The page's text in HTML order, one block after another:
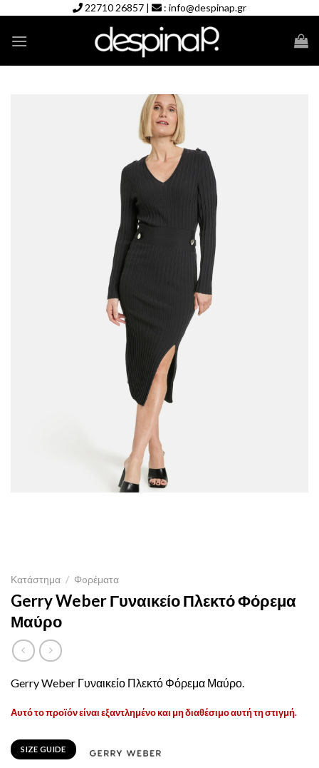
content
22710 26857 | : info@despinap.gr
Κατάστημα / Φoρέματα
Gerry Weber Γυναικείο Πλεκτό Φόρεμα
Μαύρο
Gerry Weber Γυναικείο Πλεκτό Φόρεμα Μαύρο.
Αυτό το προϊόν είναι εξαντλημένο και μη διαθέσιμο αυτή τη στιγμή.
SIZE GUIDE